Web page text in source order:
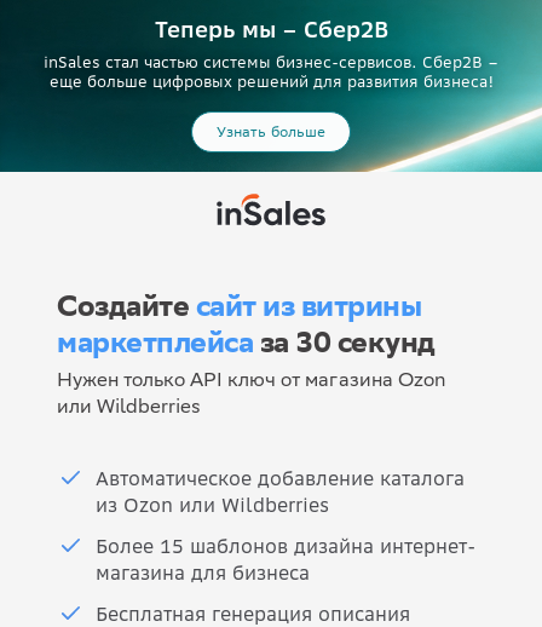
Теперь мы – Сбер2B
inSales стал частью системы бизнес-сервисов. Сбер2В –
еще больше цифровых решений для развития бизнеса!
Узнать больше
Создайте сайт из витрины
маркетплейса за 30 секунд
Нужен только API ключ от магазина Ozon
или Wildberries
Автоматическое добавление каталога
из Ozon или Wildberries
Более 15 шаблонов дизайна интернет-
магазина для бизнеса
Бесплатная генерация описания